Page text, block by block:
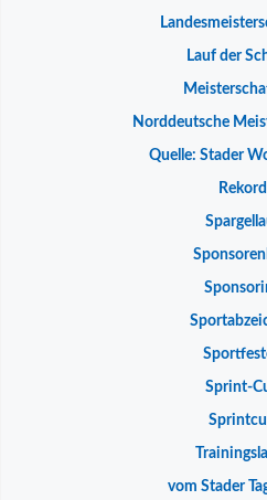
Lauf der
Norddeutsche
Quelle: Stader
Rekord
Sprint-
vom Stader